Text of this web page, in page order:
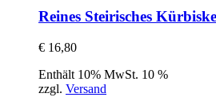
Reines Steirisches
€ 16,80
Enthält 10% MwSt. 10 %
zzgl. Versand